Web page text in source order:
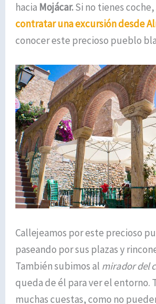
hacia Mojácar.Si no tienes
contratar una excursión desde
conocer este precioso pueblo
Callejeamos por este precioso
paseando por sus plazas y
También subimos al mirador del
queda de él para ver el entorno.
muchas cuestas, como no